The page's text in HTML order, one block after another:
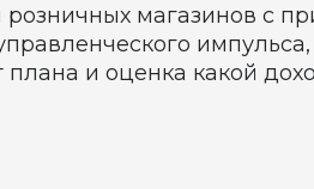
магазинов с
импульса,
и оценка какой